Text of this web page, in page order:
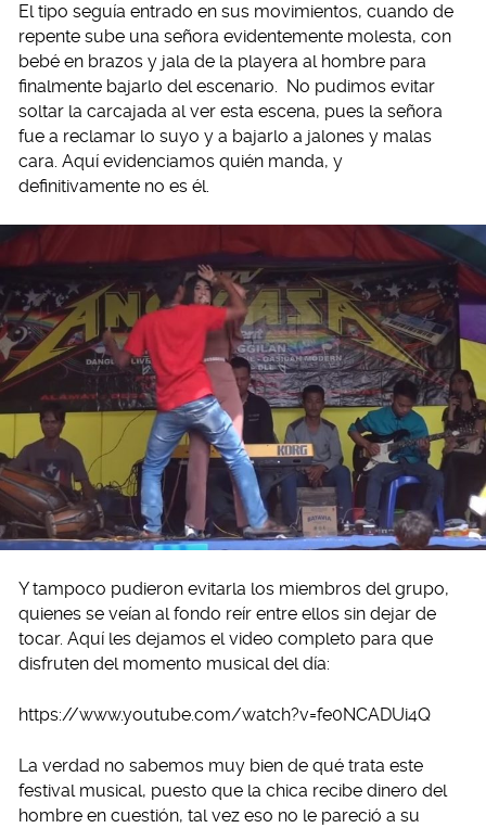
El tipo seguía entrado en sus movimientos, cuando de
repente sube una señora evidentemente molesta, con
bebé en brazos y jala de la playera al hombre para
finalmente bajarlo del escenario. No pudimos evitar
soltar la carcajada al ver esta escena, pues la señora
fue a reclamar lo suyo y a bajarlo a jalones y malas
cara. Aquí evidenciamos quién manda, y
definitivamente no es él.
Y tampoco pudieron evitarla los miembros del grupo,
quienes se veían al fondo reír entre ellos sin dejar de
tocar. Aquí les dejamos el video completo para que
disfruten del momento musical del día:
https://www.youtube.com/watch?v=fe0NCADUi4Q
La verdad no sabemos muy bien de qué trata este
festival musical, puesto que la chica recibe dinero del
hombre en cuestión, tal vez eso no le pareció a su